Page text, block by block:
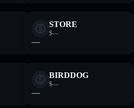
STORE
$—
—
BIRDDOG
$—
—